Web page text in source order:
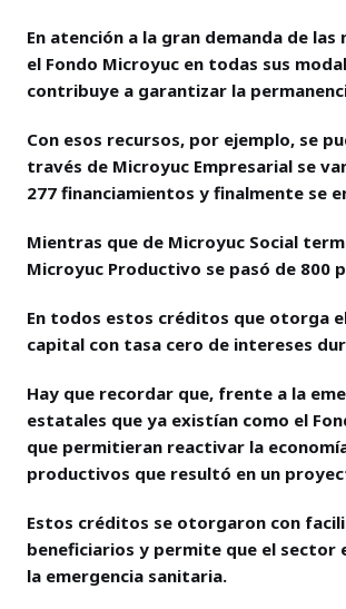
En atención a la gran demanda de
el Fondo Microyuc en todas sus
contribuye a garantizar la
Con esos recursos, por ejemplo, se
través de Microyuc Empresarial se
277 financiamientos y finalmente se
Mientras que de Microyuc Social
Microyuc Productivo se pasó de 800
En todos estos créditos que otorga
capital con tasa cero de intereses
Hay que recordar que, frente a la
estatales que ya existían como el
que permitieran reactivar la
productivos que resultó en un
Estos créditos se otorgaron con
beneficiarios y permite que el sector
la emergencia sanitaria.